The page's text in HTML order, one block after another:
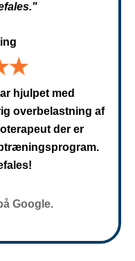
hjulpet med
overbelastning af
der er
Google.